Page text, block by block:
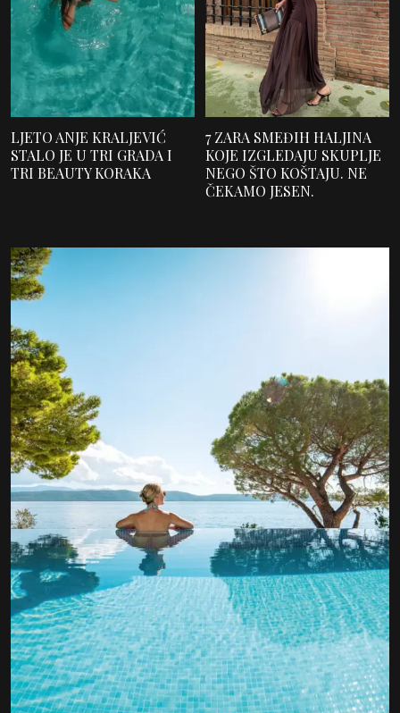
LJETO ANJE KRALJEVIĆ
STALO JE U TRI GRADA I
TRI BEAUTY KORAKA
7 ZARA SMEĐIH HALJINA
KOJE IZGLEDAJU SKUPLJE
NEGO ŠTO KOŠTAJU. NE
ČEKAMO JESEN.